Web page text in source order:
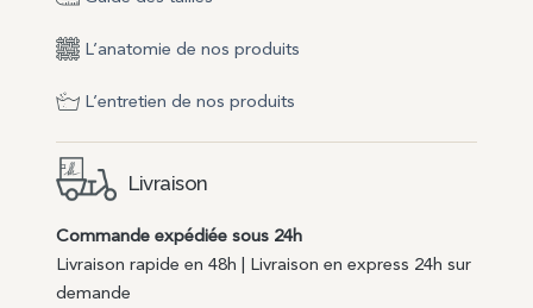
L’anatomie de nos produits
L’entretien de nos produits
Livraison
Commande expédiée sous 24h
Livraison rapide en 48h | Livraison en express 24h sur
demande